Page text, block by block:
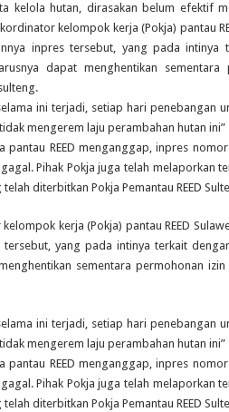
kelola hutan, dirasakan belum efektif
kelompok kerja (Pokja) pantau
inpres tersebut, yang pada intinya
dapat menghentikan
ini terjadi, setiap hari penebangan
mengerem laju perambahan hutan ini”
pantau REED menganggap, inpres
Pihak Pokja juga telah melaporkan
diterbitkan Pokja Pemantau REED
kerja (Pokja) pantau REED
tersebut, yang pada intinya terkait
sementara permohonan
ini terjadi, setiap hari penebangan
mengerem laju perambahan hutan ini”
pantau REED menganggap, inpres
Pihak Pokja juga telah melaporkan
diterbitkan Pokja Pemantau REED